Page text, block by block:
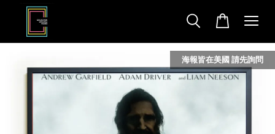
海報皆在美國 請先詢問